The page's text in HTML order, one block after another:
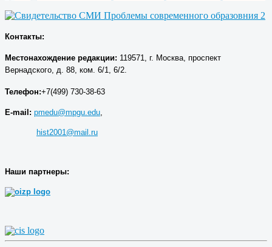
Контакты:
Местонахождение редакции: 119571, г. Москва, проспект
Вернадского, д. 88, ком. 6/1, 6/2.
Телефон:+7(499) 730-38-63
E-mail: pmedu@mpgu.edu
hist2001@mail.ru
Наши партнеры: